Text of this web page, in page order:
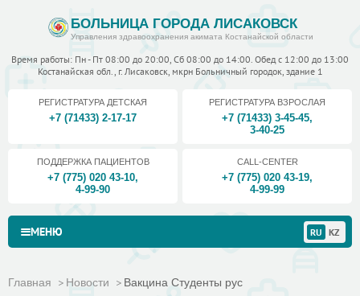
БОЛЬНИЦА ГОРОДА ЛИСАКОВСК
Управления здравоохранения акимата Костанайской области
Время работы: Пн - Пт 08:00 до 20:00, Сб 08:00 до 14:00. Обед с 12:00 до 13:00
Костанайская обл., г. Лисаковск, мкрн Больничный городок, здание 1
РЕГИСТРАТУРА ДЕТСКАЯ
+7 (71433) 2-17-17
РЕГИСТРАТУРА ВЗРОСЛАЯ
+7 (71433) 3-45-45,
3-40-25
ПОДДЕРЖКА ПАЦИЕНТОВ
+7 (775) 020 43-10,
4-99-90
CALL-CENTER
+7 (775) 020 43-19,
4-99-99
МЕНЮ RU KZ
Главная Новости Вакцина Студенты рус